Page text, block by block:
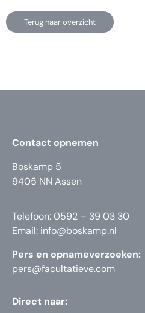
Terug naar overzicht
Contact opnemen
Boskamp 5
9405 NN Assen
Telefoon: 0592 – 39 03 30
Email: info@boskamp.nl
Pers en opnameverzoeken:
pers@facultatieve.com
Direct naar: